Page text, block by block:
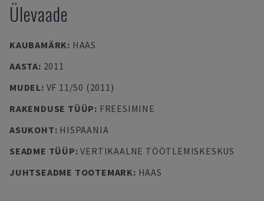
Ülevaade
KAUBAMÄRK: HAAS
AASTA: 2011
MUDEL: VF 11/50 (2011)
RAKENDUSE TÜÜP: FREESIMINE
ASUKOHT: HISPAANIA
SEADME TÜÜP:VERTIKAALNE TÖÖTLEMISKESKUS
JUHTSEADME TOOTEMARK: HAAS